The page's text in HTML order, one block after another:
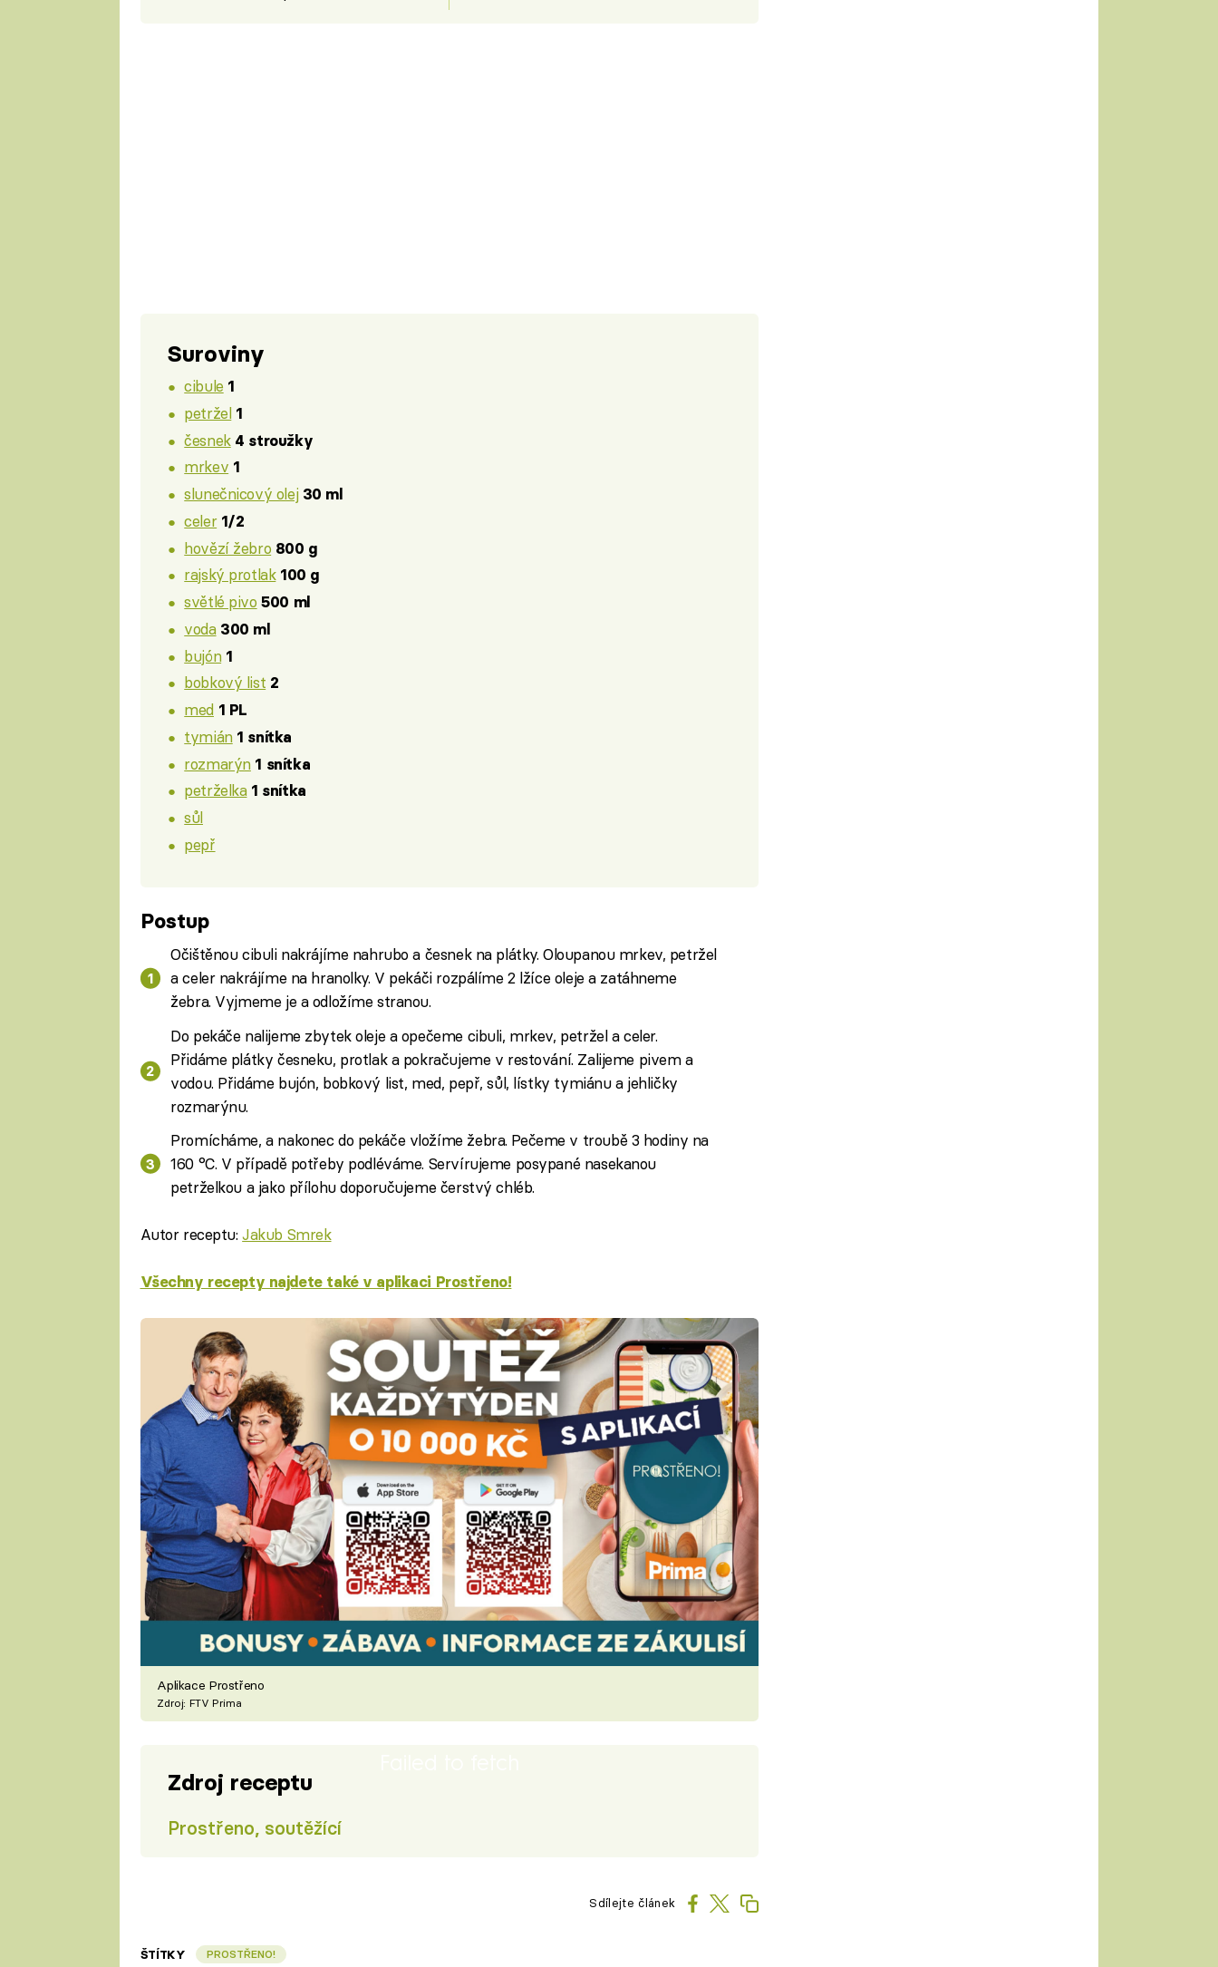
Suroviny
cibule 1
petržel 1
česnek 4 stroužky
mrkev 1
slunečnicový olej 30 ml
celer 1/2
hovězí žebro 800 g
rajský protlak 100 g
světlé pivo 500 ml
voda 300 ml
bujón 1
bobkový list 2
med 1 PL
tymián 1 snítka
rozmarýn 1 snítka
petrželka 1 snítka
sůl
pepř
Postup
Očištěnou cibuli nakrájíme nahrubo a česnek na plátky. Oloupanou mrkev, petržel
a celer nakrájíme na hranolky. V pekáči rozpálíme 2 lžíce oleje a zatáhneme
žebra. Vyjmeme je a odložíme stranou.
Do pekáče nalijeme zbytek oleje a opečeme cibuli, mrkev, petržel a celer.
Přidáme plátky česneku, protlak a pokračujeme v restování. Zalijeme pivem a
vodou. Přidáme bujón, bobkový list, med, pepř, sůl, lístky tymiánu a jehličky
rozmarýnu.
Promícháme, a nakonec do pekáče vložíme žebra. Pečeme v troubě 3 hodiny na
160 °C. V případě potřeby podléváme. Servírujeme posypané nasekanou
petrželkou a jako přílohu doporučujeme čerstvý chléb.
Autor receptu:Jakub Smrek
Všechny recepty najdete také v aplikaci Prostřeno!
Aplikace Prostřeno
Zdroj: FTV Prima
Zdroj receptu
Prostřeno, soutěžící
Sdílejte článek
ŠTÍTKY PROSTŘENO!